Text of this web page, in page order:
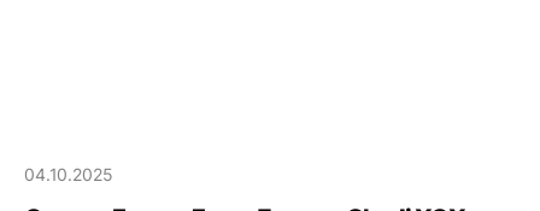
04.10.2025